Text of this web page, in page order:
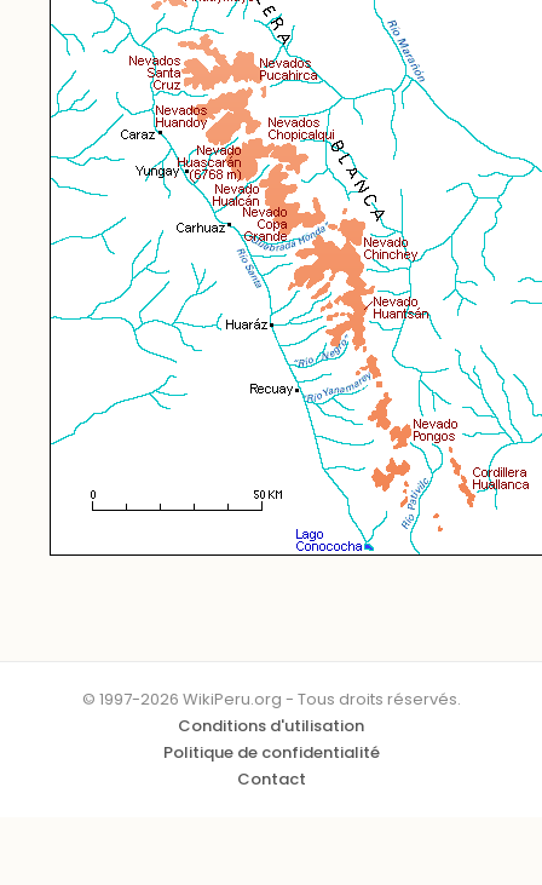
© 1997-2026 WikiPeru.org - Tous droits réservés.
Conditions d'utilisation
Politique de confidentialité
Contact